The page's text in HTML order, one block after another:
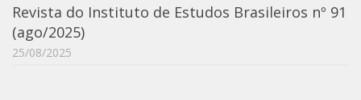
Sobre a Graduação
Disciplinas
Revista do Instituto de Estudos Brasileiros nº 91
(ago/2025)
25/08/2025